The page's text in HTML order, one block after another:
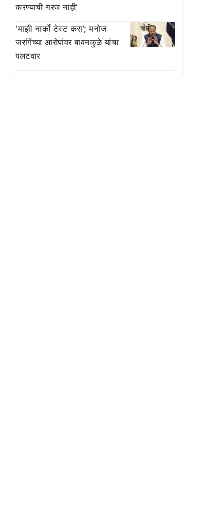
करण्याची गरज नाही’
‘माझी नार्को टेस्ट करा’; मनोज
जरांगेंच्या आरोपांवर बावनकुळे यांचा
पलटवार